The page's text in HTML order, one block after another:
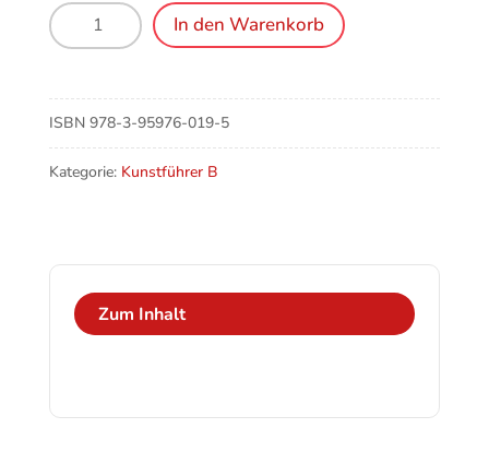
Baden-
Baden-
Pfarrkirche
St.
Jakobus
Menge
In den Warenkorb
ISBN 978-3-95976-019-5
Kategorie: Kunstführer B
Zum Inhalt